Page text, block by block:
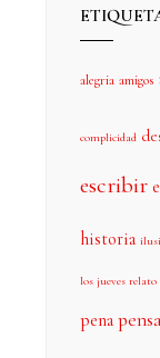
alegria amigos
complicidad
escribir
historia
los jueves relato
pena